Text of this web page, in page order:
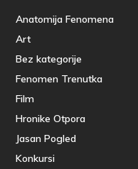
Anatomija Fenomena
Art
Bez kategorije
Fenomen Trenutka
Film
Hronike Otpora
Jasan Pogled
Konkursi